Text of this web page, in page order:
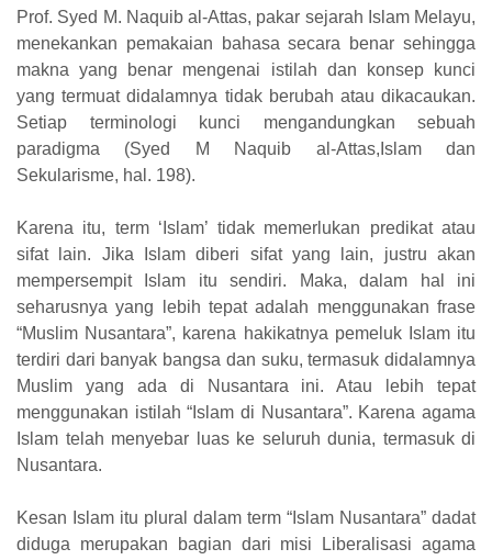
Prof. Syed M. Naquib al-Attas, pakar sejarah Islam Melayu,
menekankan pemakaian bahasa secara benar sehingga
makna yang benar mengenai istilah dan konsep kunci
yang termuat didalamnya tidak berubah atau dikacaukan.
Setiap terminologi kunci mengandungkan sebuah
paradigma (Syed M Naquib al-Attas,Islam dan
Sekularisme, hal. 198).
Karena itu, term ‘Islam’ tidak memerlukan predikat atau
sifat lain. Jika Islam diberi sifat yang lain, justru akan
mempersempit Islam itu sendiri. Maka, dalam hal ini
seharusnya yang lebih tepat adalah menggunakan frase
“Muslim Nusantara”, karena hakikatnya pemeluk Islam itu
terdiri dari banyak bangsa dan suku, termasuk didalamnya
Muslim yang ada di Nusantara ini. Atau lebih tepat
menggunakan istilah “Islam di Nusantara”. Karena agama
Islam telah menyebar luas ke seluruh dunia, termasuk di
Nusantara.
Kesan Islam itu plural dalam term “Islam Nusantara” dadat
diduga merupakan bagian dari misi Liberalisasi agama